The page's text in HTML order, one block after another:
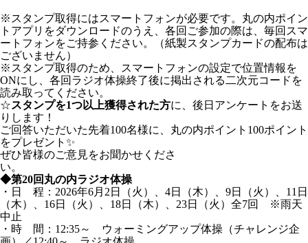
※スタンプ取得にはスマートフォンが必要です。丸の内ポイン
トアプリをダウンロードのうえ、各回ご参加の際は、毎回スマ
ートフォンをご持参ください。（紙製スタンプカードの配布は
ございません）
※スタンプ取得のため、スマートフォンの設定で位置情報を
ONにし、各回ラジオ体操終了後に掲出される二次元コードを
読み取ってください。
☆スタンプを1つ以上獲得された方に、後日アンケートをお送
りします！
ご回答いただいた先着100名様に、丸の内ポイント100ポイント
をプレゼント✨
ぜひ皆様のご意見をお聞かせくださ
い。
◆第20回丸の内ラジオ体操
・日 程：2026年6月2日（火）、4日（木）、9日（火）、11日
（木）、16日（火）、18日（木）、23日（火）全7回 ※雨天
中止
・時 間：12:35～ ウォーミングアップ体操（チャレンジ企